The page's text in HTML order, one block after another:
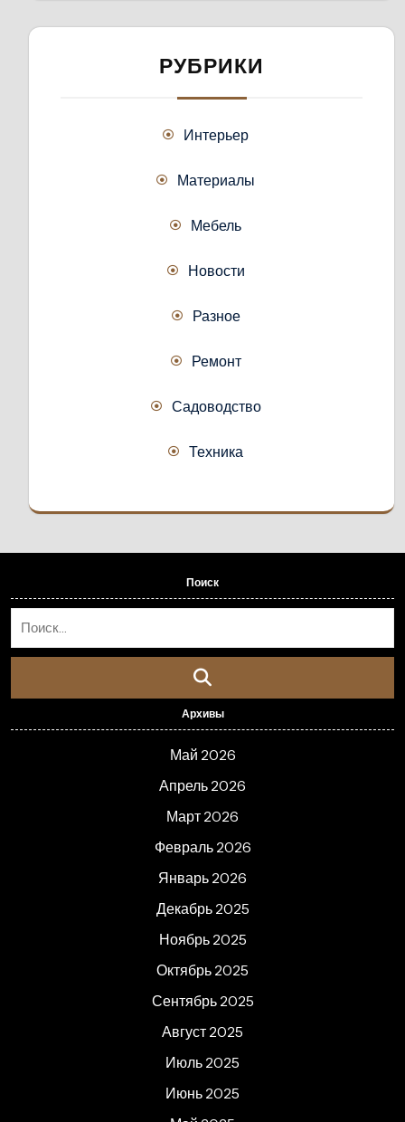
РУБРИКИ
Интерьер
Материалы
Мебель
Новости
Разное
Ремонт
Садоводство
Техника
Поиск
Архивы
Май 2026
Апрель 2026
Март 2026
Февраль 2026
Январь 2026
Декабрь 2025
Ноябрь 2025
Октябрь 2025
Сентябрь 2025
Август 2025
Июль 2025
Июнь 2025